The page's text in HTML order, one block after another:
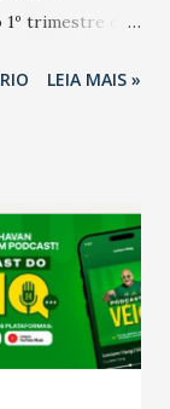
trimestre de
também
do 13º
já que o
recentes.
2025, 40% dos
outros 40%
de
LEIA MAIS »